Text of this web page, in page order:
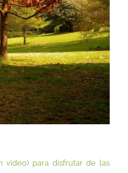
video) para disfrutar de las